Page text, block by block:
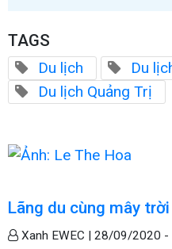
TAGS
Du lịch
Du
Du lịch Quảng Trị
Lãng du cùng mây
Xanh EWEC | 28/09/2020 -